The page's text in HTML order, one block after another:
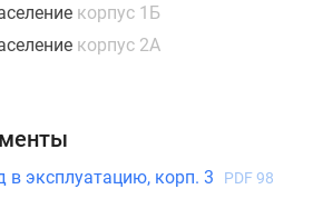
корпус 1Б
корпус 2А
в эксплуатацию, корп. 3
PDF 98